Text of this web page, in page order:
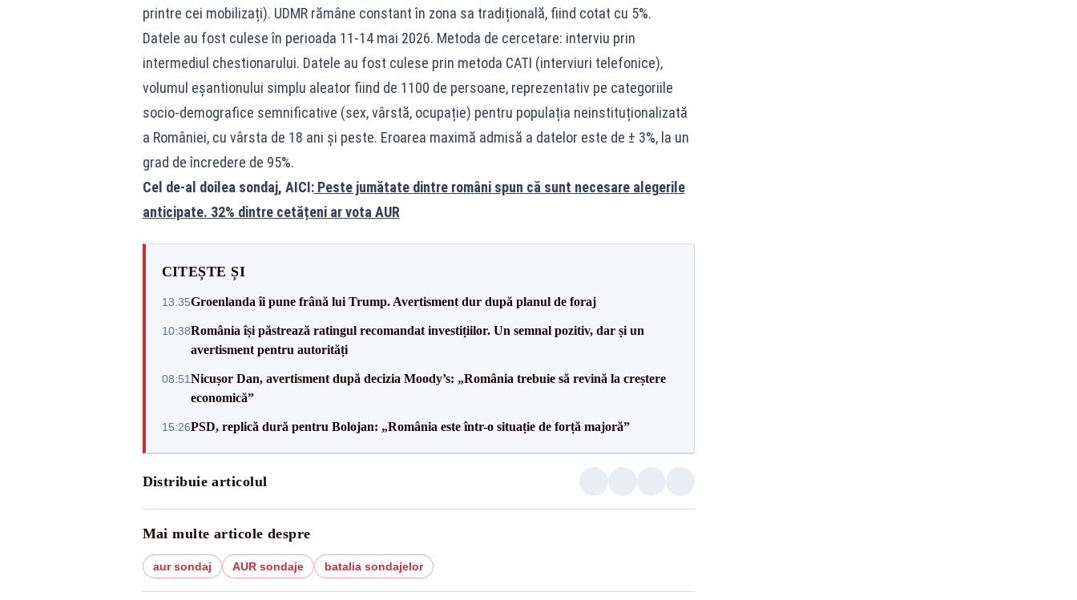
printre cei mobilizați). UDMR rămâne constant în zona sa tradițională, fiind cotat cu 5%.
Datele au fost culese în perioada 11-14 mai 2026. Metoda de cercetare: interviu prin
intermediul chestionarului. Datele au fost culese prin metoda CATI (interviuri telefonice),
volumul eșantionului simplu aleator fiind de 1100 de persoane, reprezentativ pe categoriile
socio-demografice semnificative (sex, vârstă, ocupație) pentru populația neinstituționalizată
a României, cu vârsta de 18 ani și peste. Eroarea maximă admisă a datelor este de ± 3%, la un
grad de încredere de 95%.
Cel de-al doilea sondaj, AICI:Peste jumătate dintre români spun că sunt necesare alegerile
anticipate. 32% dintre cetățeni ar vota AUR
CITEȘTE ȘI
13:35Groenlanda îi pune frână lui Trump. Avertisment dur după planul de foraj
10:38România își păstrează ratingul recomandat investițiilor. Un semnal pozitiv, dar și un
avertisment pentru autorități
08:51Nicușor Dan, avertisment după decizia Moody’s: „România trebuie să revină la creștere
economică”
15:26PSD, replică dură pentru Bolojan: „România este într-o situație de forță majoră”
Distribuie articolul
Mai multe articole despre
aur sondaj AUR sondaje batalia sondajelor